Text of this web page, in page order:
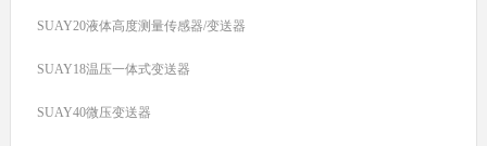
SUAY20液体高度测量传感器/变送器
SUAY18温压一体式变送器
SUAY40微压变送器